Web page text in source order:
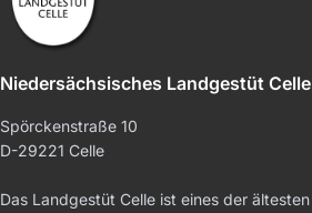
Niedersächsisches Landgestüt Celle
Spörckenstraße 10
D-29221 Celle
Das Landgestüt Celle ist eines der ältesten